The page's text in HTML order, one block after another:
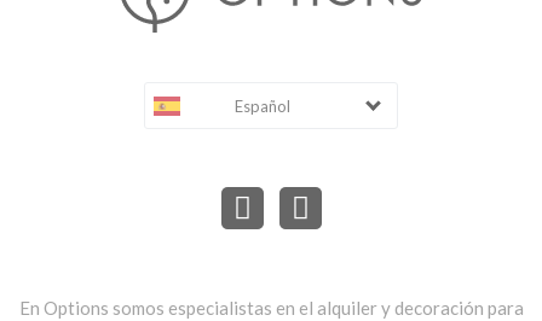
Español
En Options somos especialistas en el alquiler y decoración para